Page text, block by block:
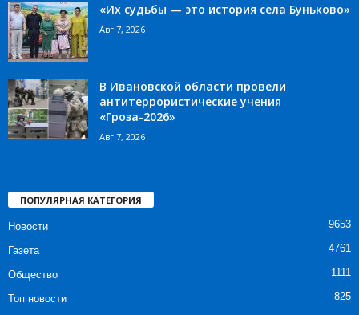
«Их судьбы — это история села Буньково»
Авг 7, 2026
В Ивановской области провели
антитеррористические учения
«Гроза-2026»
Авг 7, 2026
ПОПУЛЯРНАЯ КАТЕГОРИЯ
Новости 9653
Газета 4761
Общество 1111
Топ новости
825